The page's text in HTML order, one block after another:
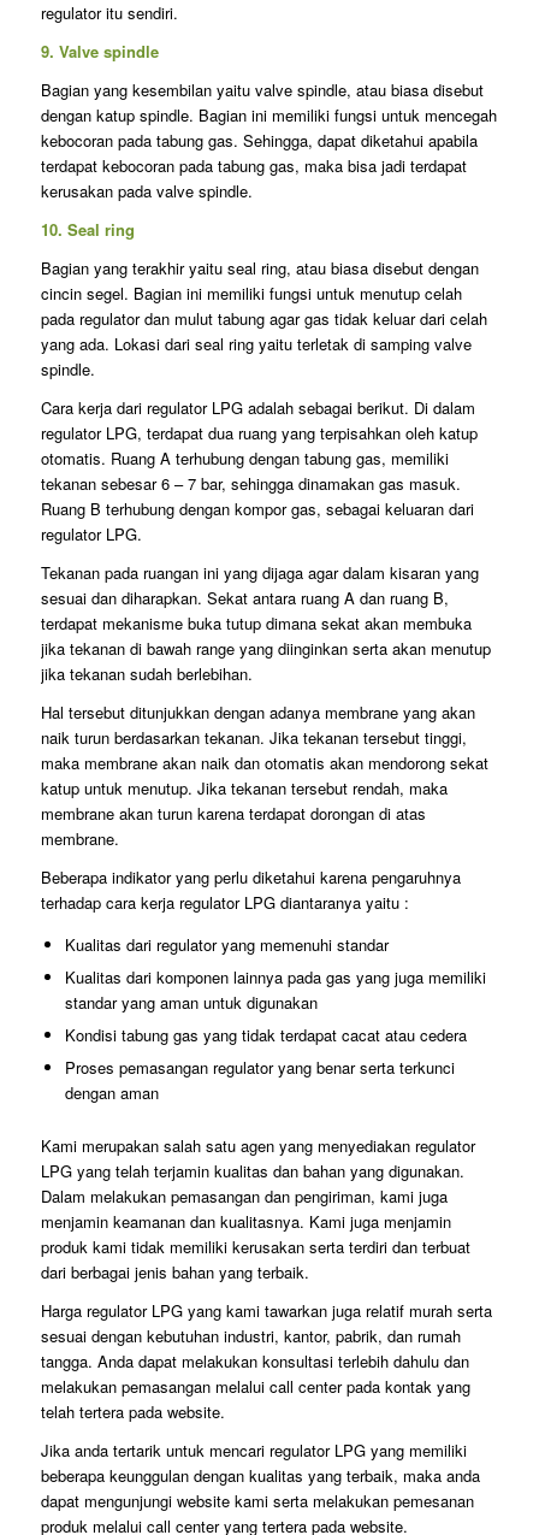
regulator itu sendiri.
9. Valve spindle
Bagian yang kesembilan yaitu valve spindle, atau biasa disebut
dengan katup spindle. Bagian ini memiliki fungsi untuk mencegah
kebocoran pada tabung gas. Sehingga, dapat diketahui apabila
terdapat kebocoran pada tabung gas, maka bisa jadi terdapat
kerusakan pada valve spindle.
10. Seal ring
Bagian yang terakhir yaitu seal ring, atau biasa disebut dengan
cincin segel. Bagian ini memiliki fungsi untuk menutup celah
pada regulator dan mulut tabung agar gas tidak keluar dari celah
yang ada. Lokasi dari seal ring yaitu terletak di samping valve
spindle.
Cara kerja dari regulator LPG adalah sebagai berikut. Di dalam
regulator LPG, terdapat dua ruang yang terpisahkan oleh katup
otomatis. Ruang A terhubung dengan tabung gas, memiliki
tekanan sebesar 6 – 7 bar, sehingga dinamakan gas masuk.
Ruang B terhubung dengan kompor gas, sebagai keluaran dari
regulator LPG.
Tekanan pada ruangan ini yang dijaga agar dalam kisaran yang
sesuai dan diharapkan. Sekat antara ruang A dan ruang B,
terdapat mekanisme buka tutup dimana sekat akan membuka
jika tekanan di bawah range yang diinginkan serta akan menutup
jika tekanan sudah berlebihan.
Hal tersebut ditunjukkan dengan adanya membrane yang akan
naik turun berdasarkan tekanan. Jika tekanan tersebut tinggi,
maka membrane akan naik dan otomatis akan mendorong sekat
katup untuk menutup. Jika tekanan tersebut rendah, maka
membrane akan turun karena terdapat dorongan di atas
membrane.
Beberapa indikator yang perlu diketahui karena pengaruhnya
terhadap cara kerja regulator LPG diantaranya yaitu :
Kualitas dari regulator yang memenuhi standar
Kualitas dari komponen lainnya pada gas yang juga memiliki
standar yang aman untuk digunakan
Kondisi tabung gas yang tidak terdapat cacat atau cedera
Proses pemasangan regulator yang benar serta terkunci
dengan aman
Kami merupakan salah satu agen yang menyediakan regulator
LPG yang telah terjamin kualitas dan bahan yang digunakan.
Dalam melakukan pemasangan dan pengiriman, kami juga
menjamin keamanan dan kualitasnya. Kami juga menjamin
produk kami tidak memiliki kerusakan serta terdiri dan terbuat
dari berbagai jenis bahan yang terbaik.
Harga regulator LPG yang kami tawarkan juga relatif murah serta
sesuai dengan kebutuhan industri, kantor, pabrik, dan rumah
tangga. Anda dapat melakukan konsultasi terlebih dahulu dan
melakukan pemasangan melalui call center pada kontak yang
telah tertera pada website.
Jika anda tertarik untuk mencari regulator LPG yang memiliki
beberapa keunggulan dengan kualitas yang terbaik, maka anda
dapat mengunjungi website kami serta melakukan pemesanan
produk melalui call center yang tertera pada website.